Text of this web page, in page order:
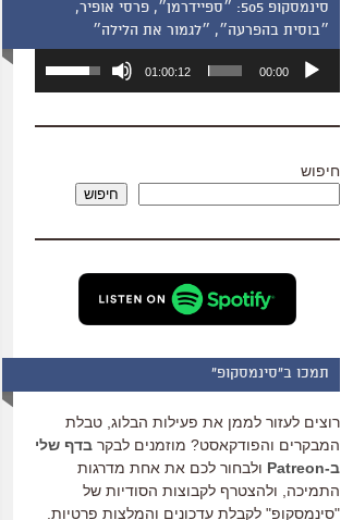
סינמסקופ 505: ״ספיידרמן״, פרסי אופיר,
״בוסית בהפרעה״, ״לגמור את הלילה״
אודיו
00:00
01:00:12
השתמש
כדי
שמע.
חיפוש
חיפוש
תמכו ב"סינמסקופ"
רוצים לעזור לממן את פעילות הבלוג, טבלת
המבקרים והפודקאסט? מוזמנים לבקר בדף שלי
ב-Patreon
ולבחור לכם את אחת מדרגות
התמיכה, ולהצטרף לקבוצות הסודיות של
"סינמסקופ" לקבלת עדכונים והמלצות פרטיות.